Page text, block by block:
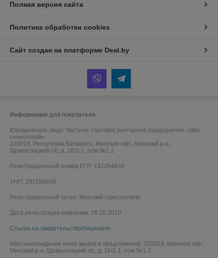
Полная версия сайта
Политика обработки cookies
Сайт создан на платформе Deal.by
Информация для покупателя
Юридическое лицо: Частное торговое унитарное предприятие «Век
технологий»
220019, Республика Беларусь, Минская обл., Минский р-н,
Щомыслицкий с/с, д. 16/1-1, пом.№1-2
Регистрационный номер ЕГР: 191284639
УНП: 191284639
Регистрационный орган: Минский горисполком
Дата регистрации компании: 26.10.2010
Ссылка на свидетельство/лицензию
Местонахождение книги жалоб и предложений: 220019, Минская обл.,
Минский р-н, Щомыслицкий с/с, д. 16/1-1, пом.№1-2